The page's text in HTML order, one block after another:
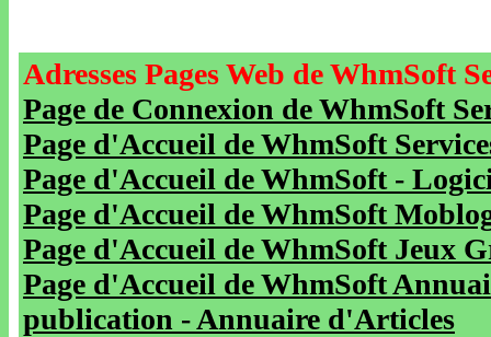
Adresses Pages Web de WhmSoft
Page de Connexion de WhmSoft
Page d'Accueil de WhmSoft
Page d'Accueil de WhmSoft -
Page d'Accueil de WhmSoft
Page d'Accueil de WhmSoft Jeux
Page d'Accueil de WhmSoft
publication - Annuaire d'Articles